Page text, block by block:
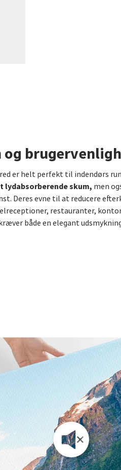
og
er helt perfekt til indendørs
skum, men
Deres evne til at reducere
restauranter,
både en elegant